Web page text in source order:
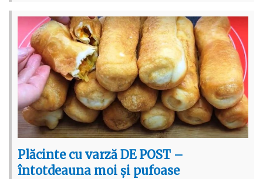
Plăcinte cu varză DE POST –
întotdeauna moi și pufoase